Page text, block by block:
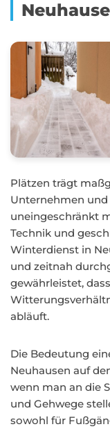
Plätzen trägt
Unternehmen und
uneingeschränkt
Technik und
Winterdienst in
und zeitnah
gewährleistet,
abläuft.
Die Bedeutung
Neuhausen auf
wenn man an die
und Gehwege
sowohl für